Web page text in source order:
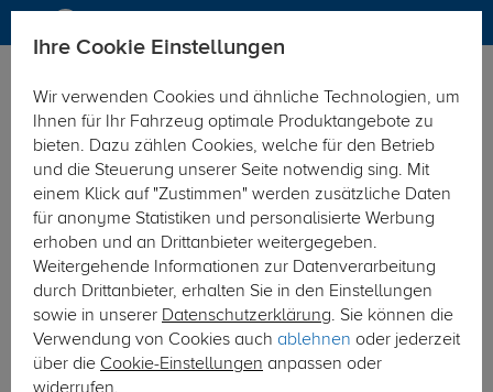
Hier geht's zur Fahrzeugübersicht: Hyundai Santa Fe
Ihre Cookie Einstellungen
Wir verwenden Cookies und ähnliche Technologien, um
Ihnen für Ihr Fahrzeug optimale Produktangebote zu
bieten. Dazu zählen Cookies, welche für den Betrieb
und die Steuerung unserer Seite notwendig sing. Mit
einem Klick auf "Zustimmen" werden zusätzliche Daten
für anonyme Statistiken und personalisierte Werbung
erhoben und an Drittanbieter weitergegeben.
Weitergehende Informationen zur Datenverarbeitung
durch Drittanbieter, erhalten Sie in den Einstellungen
sowie in unserer Datenschutzerklärung. Sie können die
Verwendung von Cookies auch ablehnen oder jederzeit
über die Cookie-Einstellungen anpassen oder